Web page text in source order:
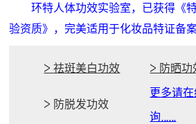
环特人体功效实验室，已获得《
验资质》，完美适用于化妆品特证备案
> 祛斑美白功效 > 防晒功
> 防脱发功效
更多请
询……